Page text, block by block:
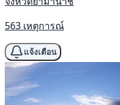
563 เหตุการณ์
แจ้งเตือน